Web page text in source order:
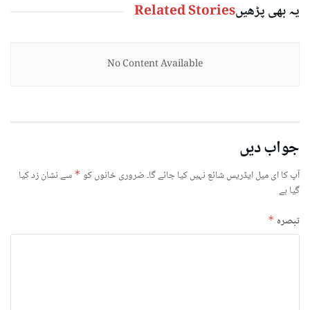
یہ بھی پڑھیںRelated Stories
No Content Available
جواب دیں
آپ کا ای میل ایڈریس شائع نہیں کیا جائے گا۔ضروری خانوں کو * سے نشان زد کیا
گیا ہے
تبصرہ *